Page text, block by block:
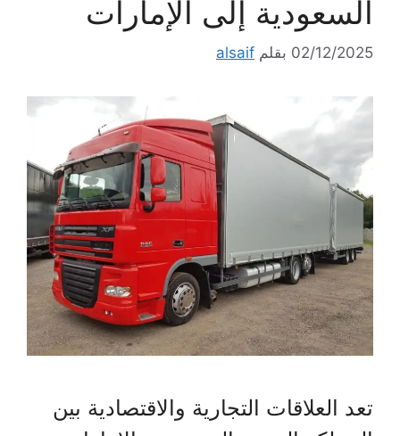
السعودية إلى الإمارات
02/12/2025 بقلم alsaif
تعد العلاقات التجارية والاقتصادية بين